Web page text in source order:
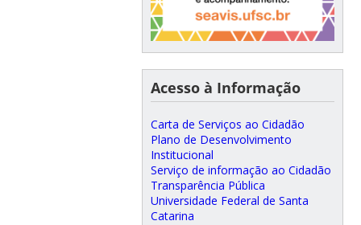
Acesso à Informação
Carta de Serviços ao Cidadão
Plano de Desenvolvimento
Institucional
Serviço de informação ao Cidadão
Transparência Pública
Universidade Federal de Santa
Catarina